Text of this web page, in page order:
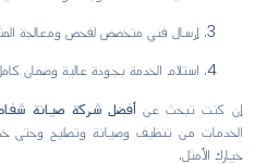
إرسال فني متخصص لفحص ومعالجة
استلام الخدمة بجودة عالية وضمان كامل.
إن كنت تبحث عنأفضل شركة صيانة
الخدمات من تنظيف وصيانة وتصليح وحتى
خيارك الأمثل.